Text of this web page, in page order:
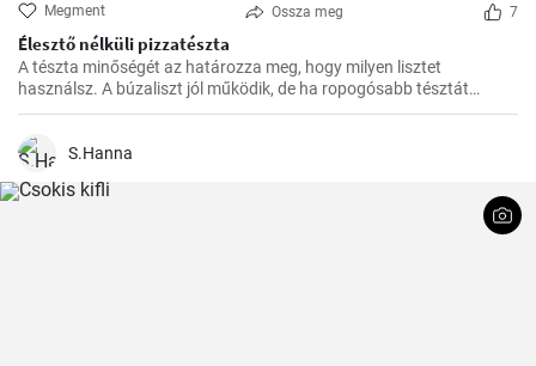
Megment Ossza meg 7
Élesztő nélküli pizzatészta
A tészta minőségét az határozza meg, hogy milyen lisztet
használsz. A búzaliszt jól működik, de ha ropogósabb tésztát
szeretnél, használj finomított lisztet.
S.Hanna